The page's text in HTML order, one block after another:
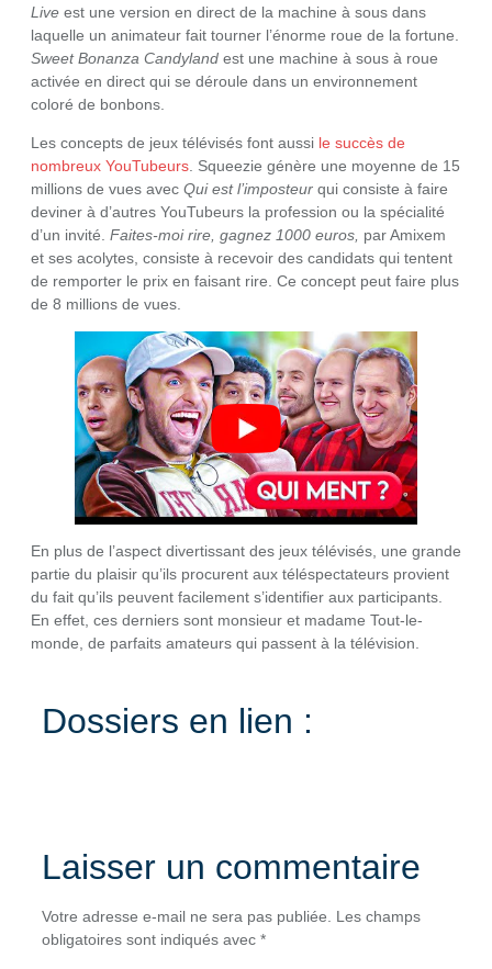
Live est une version en direct de la machine à sous dans
laquelle un animateur fait tourner l’énorme roue de la fortune.
Sweet Bonanza Candyland est une machine à sous à roue
activée en direct qui se déroule dans un environnement
coloré de bonbons.
Les concepts de jeux télévisés font aussi le succès de
nombreux YouTubeurs . Squeezie génère une moyenne de 15
millions de vues avec Qui est l’imposteur qui consiste à faire
deviner à d’autres YouTubeurs la profession ou la spécialité
d’un invité. Faites-moi rire, gagnez 1000 euros, par Amixem
et ses acolytes, consiste à recevoir des candidats qui tentent
de remporter le prix en faisant rire. Ce concept peut faire plus
de 8 millions de vues.
En plus de l’aspect divertissant des jeux télévisés, une grande
partie du plaisir qu’ils procurent aux téléspectateurs provient
du fait qu’ils peuvent facilement s’identifier aux participants.
En effet, ces derniers sont monsieur et madame Tout-le-
monde, de parfaits amateurs qui passent à la télévision.
Dossiers en lien :
Laisser un commentaire
Votre adresse e-mail ne sera pas publiée. Les champs
obligatoires sont indiqués avec *